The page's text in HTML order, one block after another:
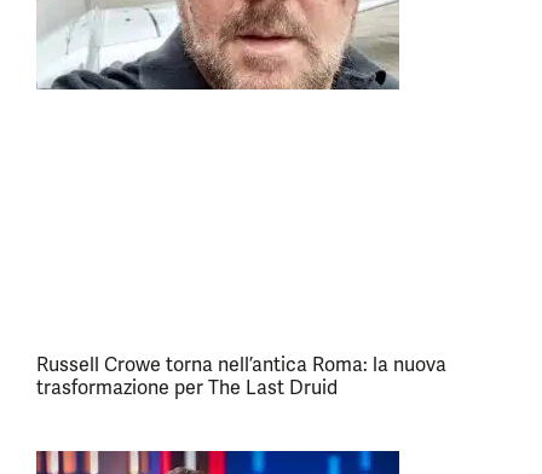
Russell Crowe torna nell’antica Roma: la nuova
trasformazione per The Last Druid